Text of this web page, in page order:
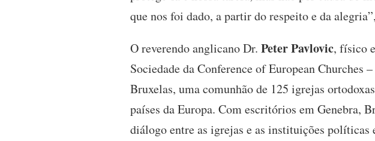
que nos foi dado, a partir do respeito e da
O reverendo anglicano Dr. Peter Pavlovic, físico
Sociedade da Conference of European Churches
Bruxelas, uma comunhão de 125 igrejas
países da Europa. Com escritórios em Genebra,
diálogo entre as igrejas e as instituições políticas